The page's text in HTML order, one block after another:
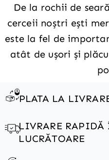
De la rochii de
cerceii noștri ești
este la fel de
atât de ușori și
PLATA LA
LIVRARE
LUCRĂTOARE